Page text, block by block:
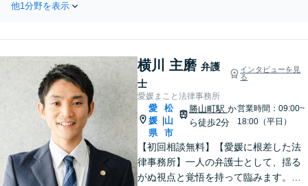
無料】オーダーメイドの解決策
的再生に向けて尽力します【勝
他1分野を表示
横川 主磨 弁護
士
インタビューを見
る
愛媛まこと法律事務所
愛
媛
県
松
山
市
勝山町駅 か
ら徒歩2分
営業時間：09:00~
18:00（平日）
【初回相談無料】【愛媛に根差した法
律事務所】一人の弁護士として、揺る
がぬ視点と覚悟を持って臨みます。依